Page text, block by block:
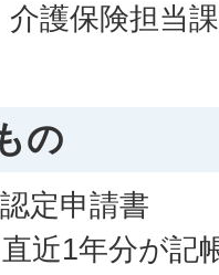
護保険担当
の
定申請書
近1年分が記